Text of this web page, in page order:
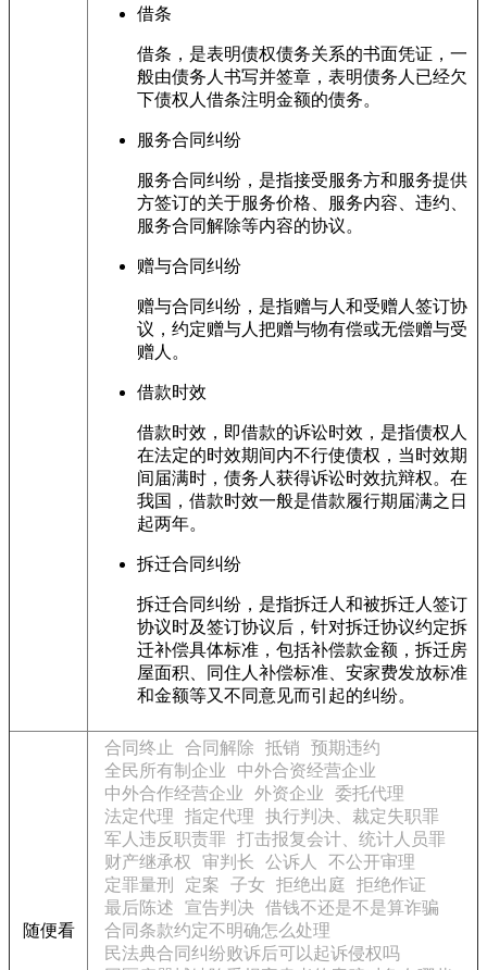
借条
借条，是表明债权债务关系的书面凭证，一
般由债务人书写并签章，表明债务人已经欠
下债权人借条注明金额的债务。
服务合同纠纷
服务合同纠纷，是指接受服务方和服务提供
方签订的关于服务价格、服务内容、违约、
服务合同解除等内容的协议。
赠与合同纠纷
赠与合同纠纷，是指赠与人和受赠人签订协
议，约定赠与人把赠与物有偿或无偿赠与受
赠人。
借款时效
借款时效，即借款的诉讼时效，是指债权人
在法定的时效期间内不行使债权，当时效期
间届满时，债务人获得诉讼时效抗辩权。在
我国，借款时效一般是借款履行期届满之日
起两年。
拆迁合同纠纷
拆迁合同纠纷，是指拆迁人和被拆迁人签订
协议时及签订协议后，针对拆迁协议约定拆
迁补偿具体标准，包括补偿款金额，拆迁房
屋面积、同住人补偿标准、安家费发放标准
和金额等又不同意见而引起的纠纷。
随便看
合同终止 合同解除 抵销
预期违约
全民所有制企业
中外合资经营企业
中外合作经营企业
外资企业
委托代理
法定代理
指定代理
执行判决、裁定失职罪
军人违反职责罪
打击报复会计、统计人员罪
财产继承权
审判长 公诉人
不公开审理
定罪量刑
定案 子女 拒绝出庭
拒绝作证
最后陈述
宣告判决
借钱不还是不是算诈骗
合同条款约定不明确怎么处理
民法典合同纠纷败诉后可以起诉侵权吗